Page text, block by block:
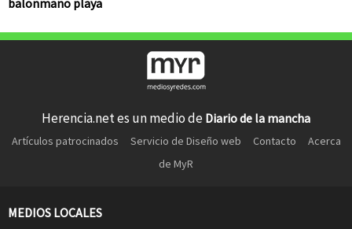
Herencia.net es un medio de Diario de la mancha
Artículos patrocinados Servicio de Diseño web Contacto
Acerca
de MyR
MEDIOS LOCALES